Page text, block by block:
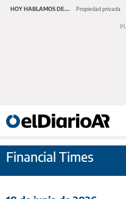
HOY HABLAMOS DE... Propiedad privada
Financial Times